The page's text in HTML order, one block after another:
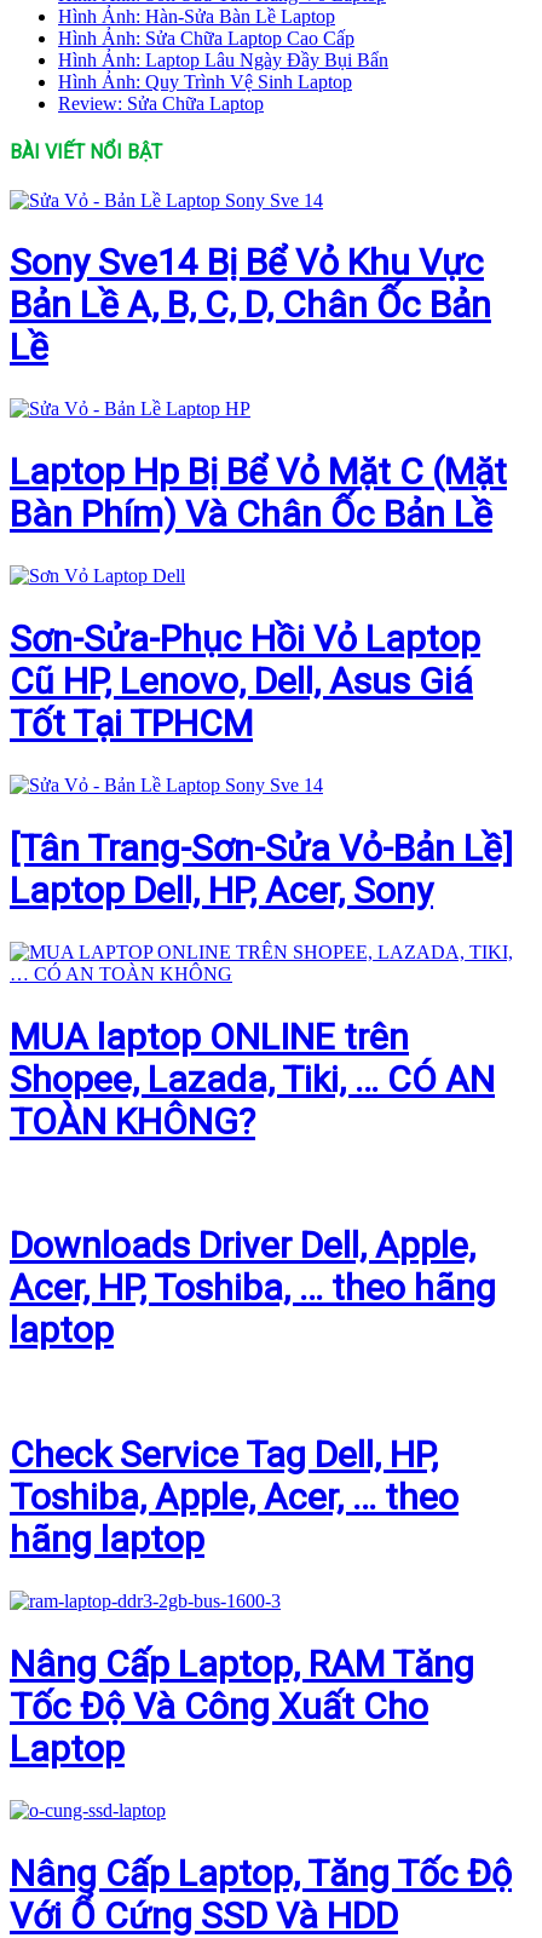
Hình Ảnh: Hàn-Sửa Bàn Lề Laptop
Hình Ảnh: Sửa Chữa Laptop Cao Cấp
Hình Ảnh: Laptop Lâu Ngày Đầy Bụi Bẩn
Hình Ảnh: Quy Trình Vệ Sinh Laptop
Review: Sửa Chữa Laptop
BÀI VIẾT NỔI BẬT
Sony Sve14 Bị Bể Vỏ Khu Vực
Bản Lề A, B, C, D, Chân Ốc Bản
Lề
Laptop Hp Bị Bể Vỏ Mặt C (Mặt
Bàn Phím) Và Chân Ốc Bản Lề
Sơn-Sửa-Phục Hồi Vỏ Laptop
Cũ HP, Lenovo, Dell, Asus Giá
Tốt Tại TPHCM
[Tân Trang-Sơn-Sửa Vỏ-Bản Lề]
Laptop Dell, HP, Acer, Sony
MUA laptop ONLINE trên
Shopee, Lazada, Tiki, … CÓ AN
TOÀN KHÔNG?
Downloads Driver Dell, Apple,
Acer, HP, Toshiba, … theo hãng
laptop
Check Service Tag Dell, HP,
Toshiba, Apple, Acer, … theo
hãng laptop
Nâng Cấp Laptop, RAM Tăng
Tốc Độ Và Công Xuất Cho
Laptop
Nâng Cấp Laptop, Tăng Tốc Độ
Với Ổ Cứng SSD Và HDD